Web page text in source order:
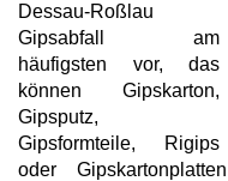
Dessau-Roßlau
Gipsabfall am
häufigsten vor, das
können Gipskarton,
Gipsputz,
Gipsformteile, Rigips
oder